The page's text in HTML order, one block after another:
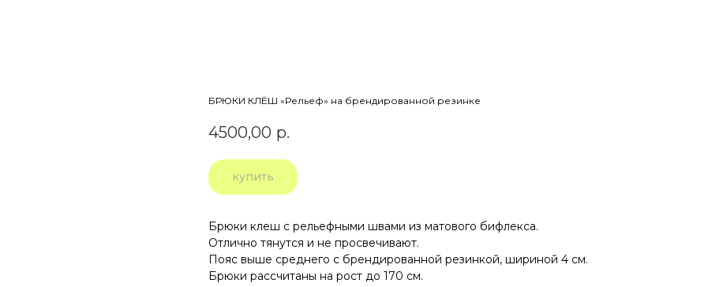
БРЮКИ КЛЁШ «Рельеф» на брендированной резинке
4500,00 р.
купить
Брюки клеш с рельефными швами из матового бифлекса.
Отлично тянутся и не просвечивают.
Пояс выше среднего с брендированной резинкой, шириной 4 см.
Брюки рассчитаны на рост до 170 см.